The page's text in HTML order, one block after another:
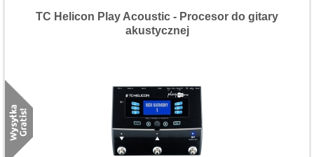
TC Helicon Play Acoustic - Procesor do gitary
akustycznej